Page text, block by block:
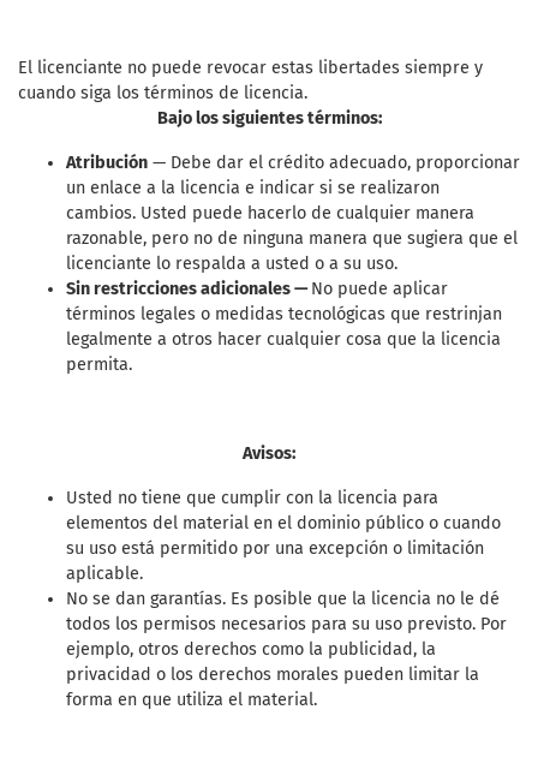
El licenciante no puede revocar estas libertades siempre y
cuando siga los términos de licencia.
Bajo los siguientes términos:
Atribución — Debe dar el crédito adecuado, proporcionar
un enlace a la licencia e indicar si se realizaron
cambios. Usted puede hacerlo de cualquier manera
razonable, pero no de ninguna manera que sugiera que el
licenciante lo respalda a usted o a su uso.
Sin restricciones adicionales —No puede aplicar
términos legales o medidas tecnológicas que restrinjan
legalmente a otros hacer cualquier cosa que la licencia
permita.
Avisos:
Usted no tiene que cumplir con la licencia para
elementos del material en el dominio público o cuando
su uso está permitido por una excepción o limitación
aplicable.
No se dan garantías. Es posible que la licencia no le dé
todos los permisos necesarios para su uso previsto. Por
ejemplo, otros derechos como la publicidad, la
privacidad o los derechos morales pueden limitar la
forma en que utiliza el material.